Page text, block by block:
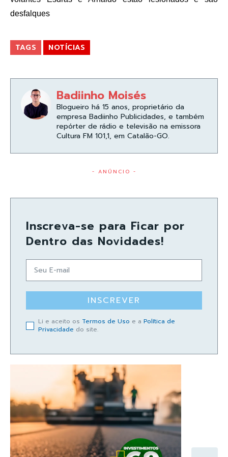
desfalques
TAGS NOTÍCIAS
Badiinho Moisés
Blogueiro há 15 anos, proprietário da
empresa Badiinho Publicidades, e também
repórter de rádio e televisão na emissora
Cultura FM 101,1, em Catalão-GO.
- ANÚNCIO -
Inscreva-se para Ficar por
Dentro das Novidades!
INSCREVER
Li e aceito os Termos de Uso e a Política de
Privacidade do site.